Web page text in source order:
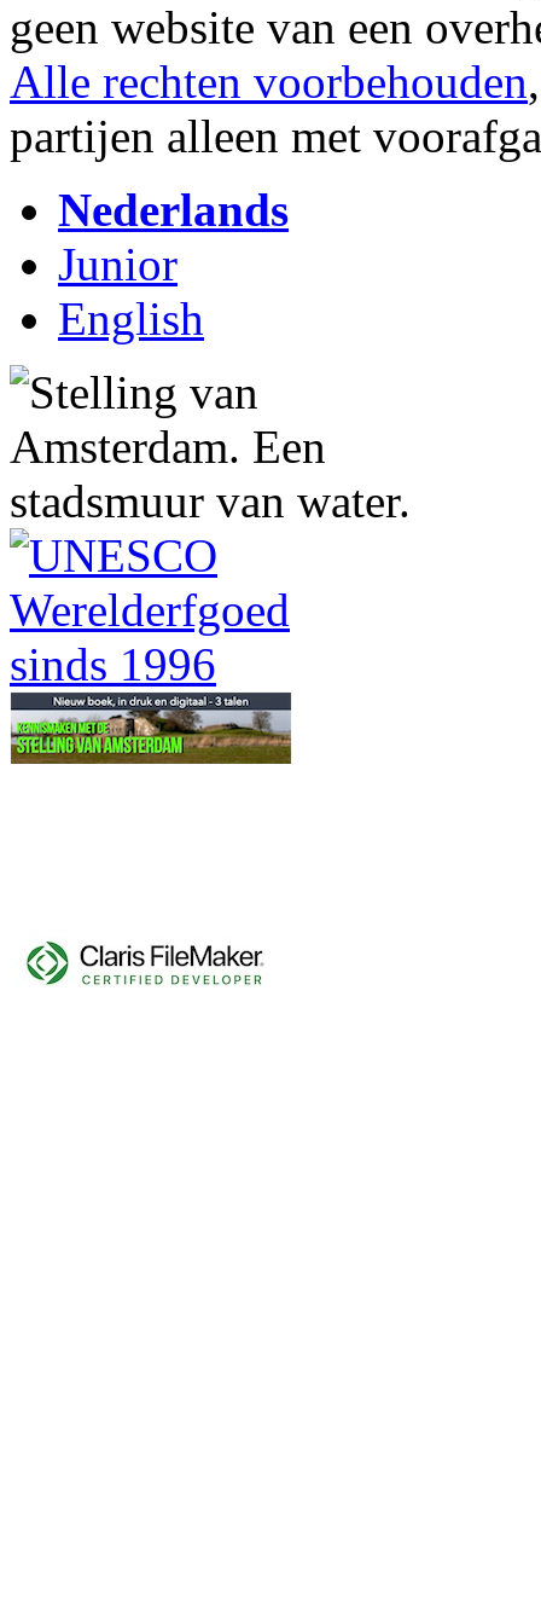
geen website van een
Alle rechten voorbehouden
partijen alleen met
Nederlands
Junior
English